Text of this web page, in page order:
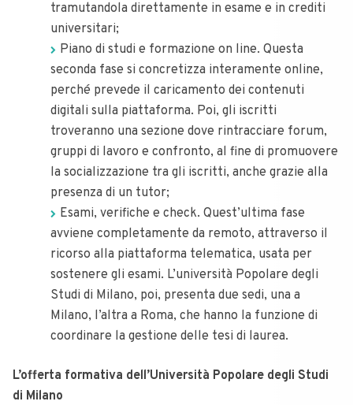
tramutandola direttamente in esame e in crediti
universitari;
Piano di studi e formazione on line. Questa
seconda fase si concretizza interamente online,
perché prevede il caricamento dei contenuti
digitali sulla piattaforma. Poi, gli iscritti
troveranno una sezione dove rintracciare forum,
gruppi di lavoro e confronto, al fine di promuovere
la socializzazione tra gli iscritti, anche grazie alla
presenza di un tutor;
Esami, verifiche e check. Quest’ultima fase
avviene completamente da remoto, attraverso il
ricorso alla piattaforma telematica, usata per
sostenere gli esami. L’università Popolare degli
Studi di Milano, poi, presenta due sedi, una a
Milano, l’altra a Roma, che hanno la funzione di
coordinare la gestione delle tesi di laurea.
L’offerta formativa dell’Università Popolare degli Studi
di Milano